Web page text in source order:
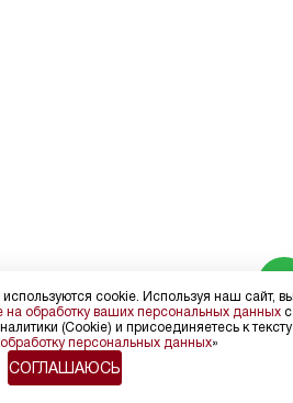
cookie. Используя наш сайт,
на обработку ваших персональных данныхс
(Cookie) и присоединяетесь к тексту
персональных данных»
СОГЛАШАЮСЬ